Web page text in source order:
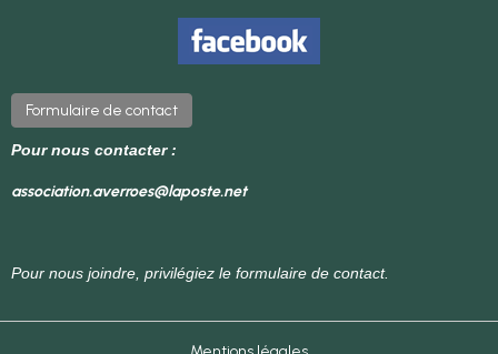
Formulaire de contact
Pour nous contacter :
association.averroes@laposte.net
Pour nous joindre, privilégiez le formulaire de contact.